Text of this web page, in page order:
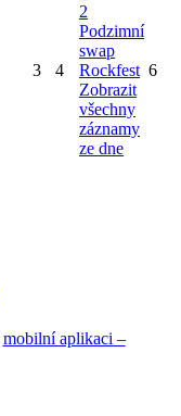
3 4
2
Podzimní
swap
Rockfest
Zobrazit
všechny
záznamy
ze dne
6
mobilní aplikaci –